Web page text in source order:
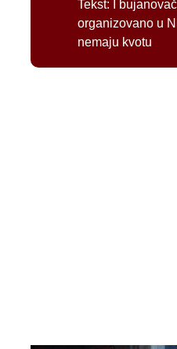
Tekst:
I
organizovano u
nemaju kvotu